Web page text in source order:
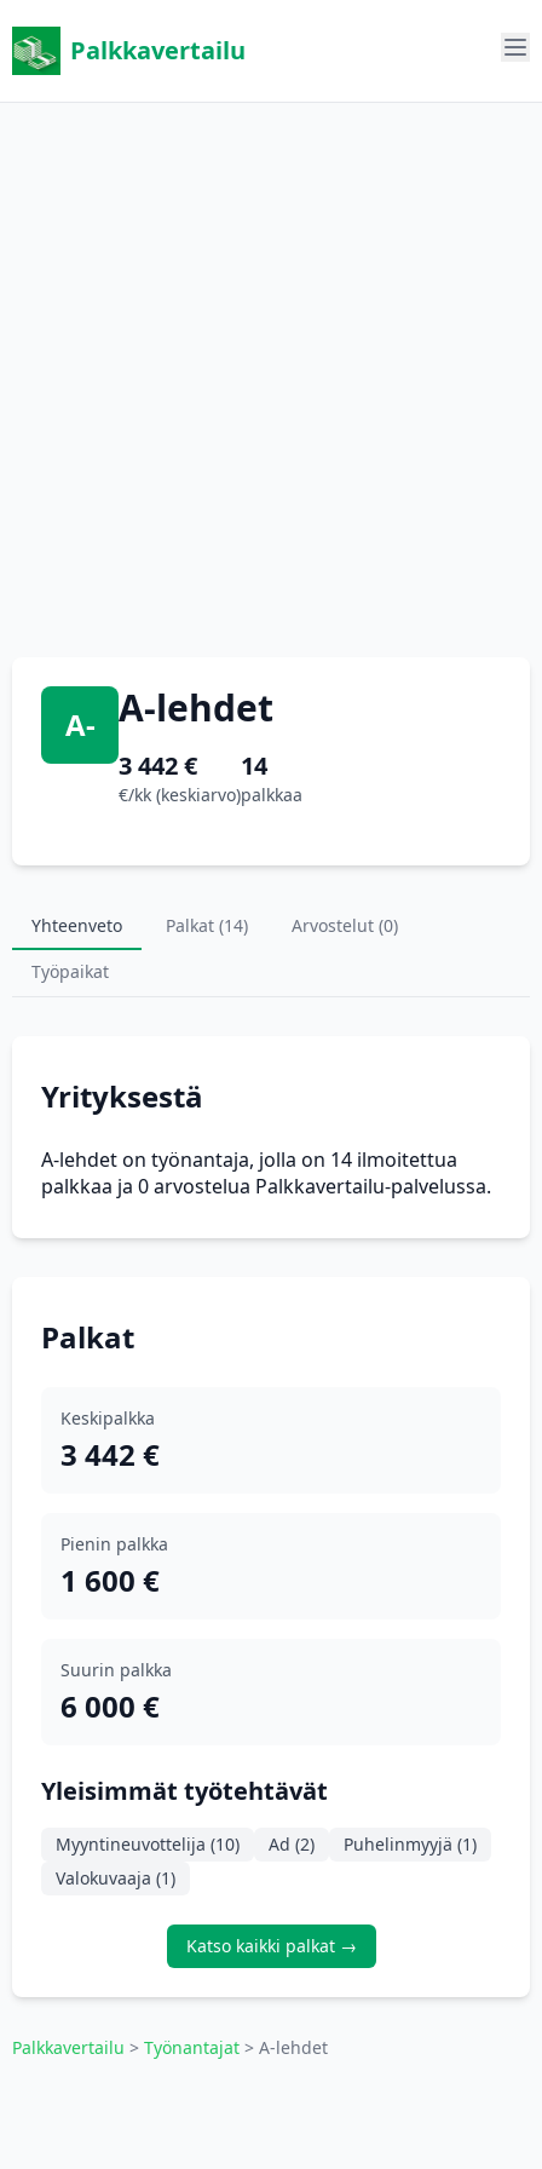
Palkkavertailu
A- A-lehdet
3 442 €
€/kk (keskiarvo)
14
palkkaa
Yhteenveto Palkat (14)
Arvostelut (0)
Työpaikat
Yrityksestä
A-lehdet on työnantaja, jolla on 14 ilmoitettua
palkkaa ja 0 arvostelua Palkkavertailu-palvelussa.
Palkat
Keskipalkka
3 442 €
Pienin palkka
1 600 €
Suurin palkka
6 000 €
Yleisimmät työtehtävät
Myyntineuvottelija (10) Ad (2)
Puhelinmyyjä (1)
Valokuvaaja (1)
Katso kaikki palkat →
Palkkavertailu > Työnantajat > A-lehdet